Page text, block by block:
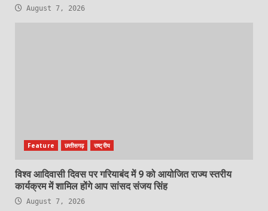
August 7, 2026
Feature छत्तीसगढ़ राष्ट्रीय
विश्व आदिवासी दिवस पर गरियाबंद में 9 को आयोजित राज्य स्तरीय
कार्यक्रम में शामिल होंगे आप सांसद संजय सिंह
August 7, 2026